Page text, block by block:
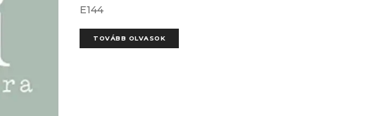
E144
TOVÁBB OLVASOK